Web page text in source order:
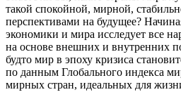
такой спокойной, мирной,
перспективами на будущее?
экономики и мира исследует все
на основе внешних и внутренних
будто мир в эпоху кризиса
по данным Глобального индекса
мирных стран, идеальных для